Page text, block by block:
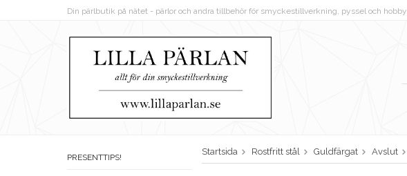
Din pärlbutik på nätet - pärlor och andra tillbehör för smyckestillverkning, pyssel och hobby
PRESENTTIPS!
Startsida Rostfritt stål Guldfärgat Avslut